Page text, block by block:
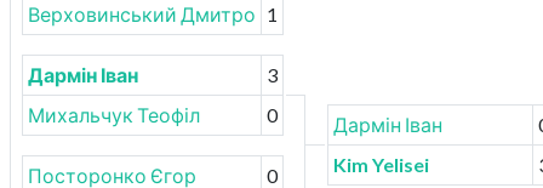
Верховинський Дмитро 1
Дармін Іван
3
Михальчук Теофіл
0
Посторонко Єгор
0
Дармін Іван
Kim Yelisei